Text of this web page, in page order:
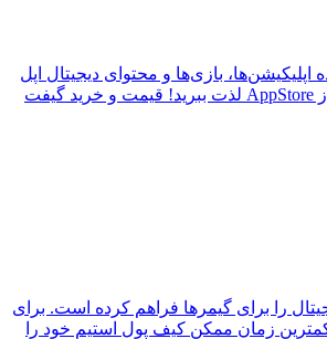
بازی‌ها و محتوای دیجیتال اپل
دسترسی پیدا کنید. با کدهای معتبر و ضمانت اصالت، شما از تجربه خریدی امن و سریع بهره‌مند می‌شوید. همین حالا از خدمات بی‌نظیر زیپودو استفاده کنید و از AppStore لذت ببرید! قیمت و خرید گیفت
را برای گیمرها فراهم کرده است. برای
زمان ممکن کیف پول استیم خود را